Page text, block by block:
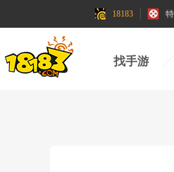
18183
找手游